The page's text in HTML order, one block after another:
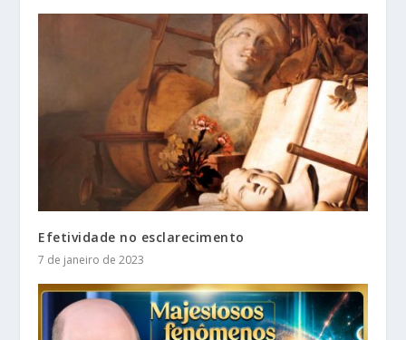
Efetividade no esclarecimento
7 de janeiro de 2023